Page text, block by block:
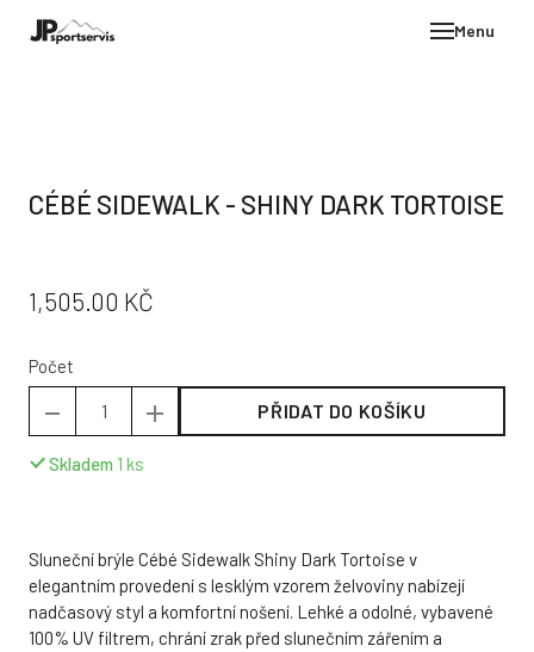
Menu
CÉBÉ SIDEWALK - SHINY DARK TORTOISE
CENA:
1,505.00 KČ
Počet
PŘIDAT DO KOŠÍKU
Skladem 1 ks
Sluneční brýle Cébé Sidewalk Shiny Dark Tortoise v
elegantním provedení s lesklým vzorem želvoviny nabízejí
nadčasový styl a komfortní nošení. Lehké a odolné, vybavené
100% UV filtrem, chrání zrak před slunečním zářením a